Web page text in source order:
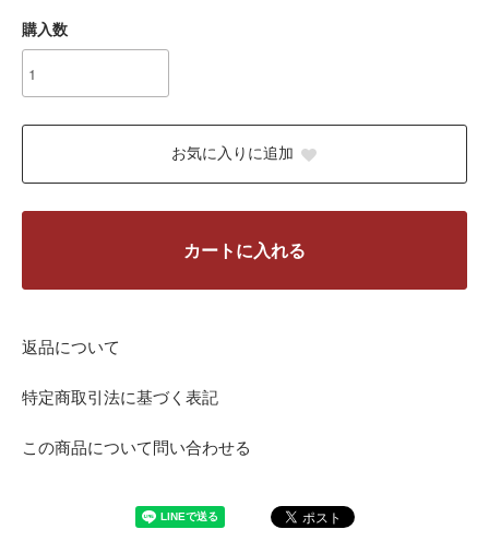
購入数
お気に入りに追加
カートに入れる
返品について
特定商取引法に基づく表記
この商品について問い合わせる